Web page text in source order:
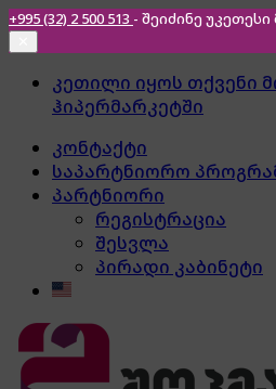
+995 (32) 2 500 513 - შეიძინე უკეთესი
Skip
Skip კეთილი იყოს თქვენი
ჰიპერმარკეტში
კონტაქტი
საპარტნიორო
პარტნიორი
რეგისტრაცია
შესვლა
პირადი კაბინეტი